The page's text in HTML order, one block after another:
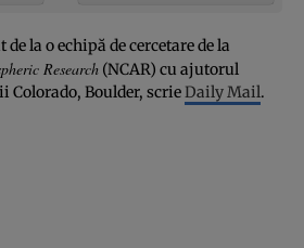
la o echipă de cercetare de la
Research (NCAR) cu ajutorul
Colorado, Boulder, scrieDaily Mail.